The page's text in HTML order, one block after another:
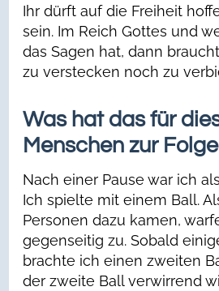
Ihr dürft auf die Freiheit
sein. Im Reich Gottes und
das Sagen hat, dann
zu verstecken noch zu
Was hat das für
Menschen zur
Nach einer Pause war ich
Ich spielte mit einem Ball.
Personen dazu kamen,
gegenseitig zu. Sobald
brachte ich einen zweiten
der zweite Ball verwirrend